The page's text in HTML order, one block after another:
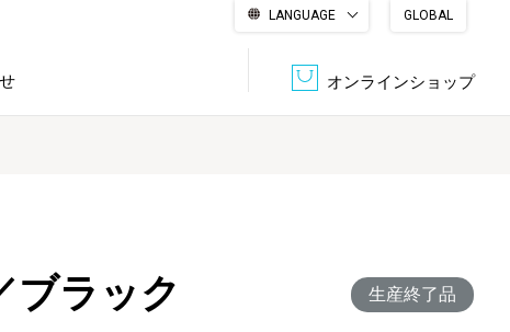
LANGUAGE
GLOBAL
オンラインショップ
筆記具 パソコン周辺機器
DPS（データ・プリント・サービス）
ブラック 生産終了品